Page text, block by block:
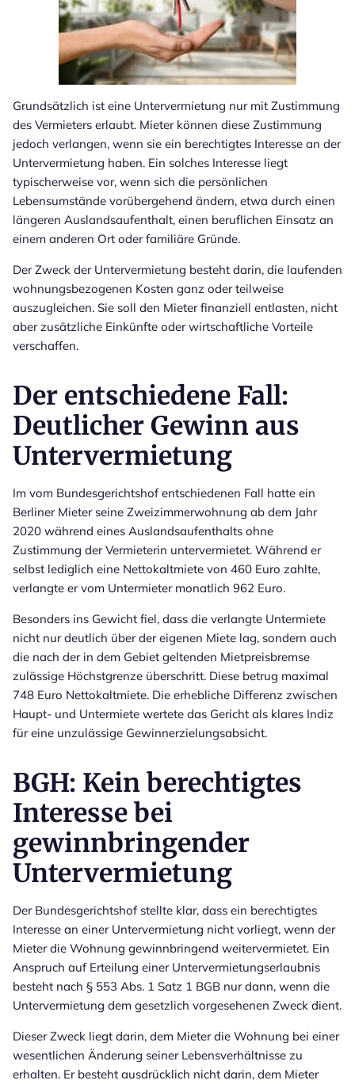
Grundsätzlich ist eine Untervermietung nur mit Zustimmung
des Vermieters erlaubt. Mieter können diese Zustimmung
jedoch verlangen, wenn sie ein berechtigtes Interesse an der
Untervermietung haben. Ein solches Interesse liegt
typischerweise vor, wenn sich die persönlichen
Lebensumstände vorübergehend ändern, etwa durch einen
längeren Auslandsaufenthalt, einen beruflichen Einsatz an
einem anderen Ort oder familiäre Gründe.
Der Zweck der Untervermietung besteht darin, die laufenden
wohnungsbezogenen Kosten ganz oder teilweise
auszugleichen. Sie soll den Mieter finanziell entlasten, nicht
aber zusätzliche Einkünfte oder wirtschaftliche Vorteile
verschaffen.
Der entschiedene Fall:
Deutlicher Gewinn aus
Untervermietung
Im vom Bundesgerichtshof entschiedenen Fall hatte ein
Berliner Mieter seine Zweizimmerwohnung ab dem Jahr
2020 während eines Auslandsaufenthalts ohne
Zustimmung der Vermieterin untervermietet. Während er
selbst lediglich eine Nettokaltmiete von 460 Euro zahlte,
verlangte er vom Untermieter monatlich 962 Euro.
Besonders ins Gewicht fiel, dass die verlangte Untermiete
nicht nur deutlich über der eigenen Miete lag, sondern auch
die nach der in dem Gebiet geltenden Mietpreisbremse
zulässige Höchstgrenze überschritt. Diese betrug maximal
748 Euro Nettokaltmiete. Die erhebliche Differenz zwischen
Haupt- und Untermiete wertete das Gericht als klares Indiz
für eine unzulässige Gewinnerzielungsabsicht.
BGH: Kein berechtigtes
Interesse bei
gewinnbringender
Untervermietung
Der Bundesgerichtshof stellte klar, dass ein berechtigtes
Interesse an einer Untervermietung nicht vorliegt, wenn der
Mieter die Wohnung gewinnbringend weitervermietet. Ein
Anspruch auf Erteilung einer Untervermietungserlaubnis
besteht nach § 553 Abs. 1 Satz 1 BGB nur dann, wenn die
Untervermietung dem gesetzlich vorgesehenen Zweck dient.
Dieser Zweck liegt darin, dem Mieter die Wohnung bei einer
wesentlichen Änderung seiner Lebensverhältnisse zu
erhalten. Er besteht ausdrücklich nicht darin, dem Mieter